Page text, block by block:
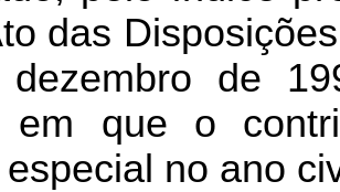
das
de
em que o
no ano